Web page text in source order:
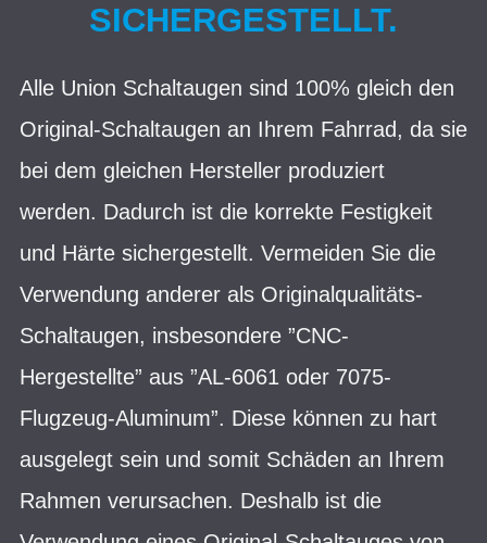
SICHERGESTELLT.
Alle Union Schaltaugen sind 100% gleich den
Original-Schaltaugen an Ihrem Fahrrad, da sie
bei dem gleichen Hersteller produziert
werden. Dadurch ist die korrekte Festigkeit
und Härte sichergestellt. Vermeiden Sie die
Verwendung anderer als Originalqualitäts-
Schaltaugen, insbesondere ”CNC-
Hergestellte” aus ”AL-6061 oder 7075-
Flugzeug-Aluminum”. Diese können zu hart
ausgelegt sein und somit Schäden an Ihrem
Rahmen verursachen. Deshalb ist die